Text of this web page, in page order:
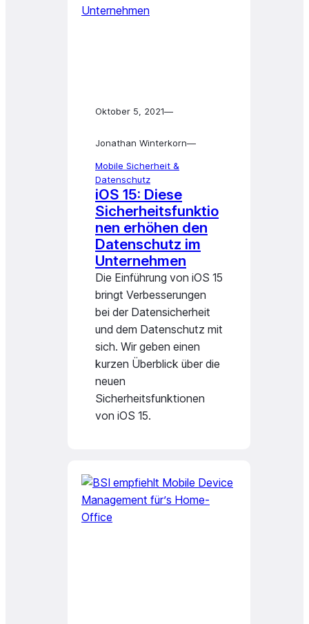
Oktober 5, 2021—
Jonathan Winterkorn—
Mobile Sicherheit &
Datenschutz
iOS 15: Diese
Sicherheitsfunktio
nen erhöhen den
Datenschutz im
Unternehmen
Die Einführung von iOS 15
bringt Verbesserungen
bei der Datensicherheit
und dem Datenschutz mit
sich. Wir geben einen
kurzen Überblick über die
neuen
Sicherheitsfunktionen
von iOS 15.